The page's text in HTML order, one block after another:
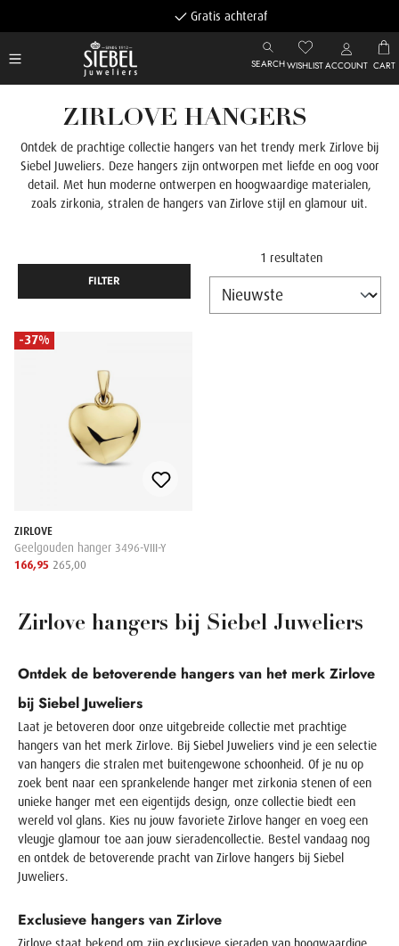
Gratis achteraf betalen
SEARCHWISHLISTACCOUNT CART
ZIRLOVE HANGERS
Ontdek de prachtige collectie hangers van het trendy merk Zirlove bij
Siebel Juweliers. Deze hangers zijn ontworpen met liefde en oog voor
detail. Met hun moderne ontwerpen en hoogwaardige materialen,
zoals zirkonia, stralen de hangers van Zirlove stijl en glamour uit.
FILTER
1 resultaten
-37%
ZIRLOVE
Geelgouden hanger 3496-VIII-Y
166,95 265,00
Zirlove hangers bij Siebel Juweliers
Ontdek de betoverende hangers van het merk Zirlove
bij Siebel Juweliers
Laat je betoveren door onze uitgebreide collectie met prachtige
hangers van het merk Zirlove. Bij Siebel Juweliers vind je een selectie
van hangers die stralen met buitengewone schoonheid. Of je nu op
zoek bent naar een sprankelende hanger met zirkonia stenen of een
unieke hanger met een eigentijds design, onze collectie biedt een
wereld vol glans. Kies nu jouw favoriete Zirlove hanger en voeg een
vleugje glamour toe aan jouw sieradencollectie. Bestel vandaag nog
en ontdek de betoverende pracht van Zirlove hangers bij Siebel
Juweliers.
Exclusieve hangers van Zirlove
Zirlove staat bekend om zijn exclusieve sieraden van hoogwaardige